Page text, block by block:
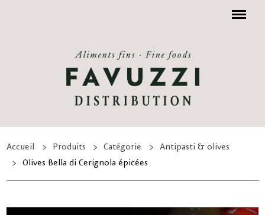
Menu
Accueil Produits Catégorie
Antipasti & olives
Olives Bella di Cerignola épicées